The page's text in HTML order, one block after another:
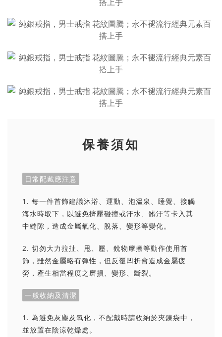
保養須知
日常配戴應注意
1. 每一件首飾建議沐浴、運動、泡溫泉、睡覺、接觸
海水時取下，以避免擠壓碰撞或汗水、髒汙等卡入其
中縫隙，造成金屬氧化、脫落、變形等變化。
2. 切勿大力拉扯、甩、壓、銳物摩擦等動作使用首
飾，雖然金屬略有彈性，但反覆凹折會造成金屬疲
勞，產生相當程度之磨損、變形、斷裂。
一般收納及清潔
1. 為避免灰塵及氧化，不配戴時請收納於夾鍊袋中，
並放置在陰涼乾燥處。